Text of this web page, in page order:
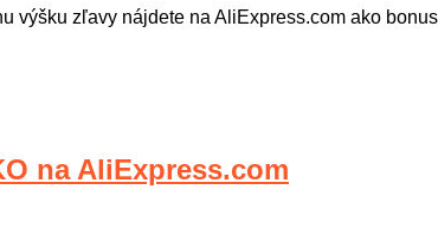
výšku zľavy nájdete na AliExpress.com ako
na AliExpress.com